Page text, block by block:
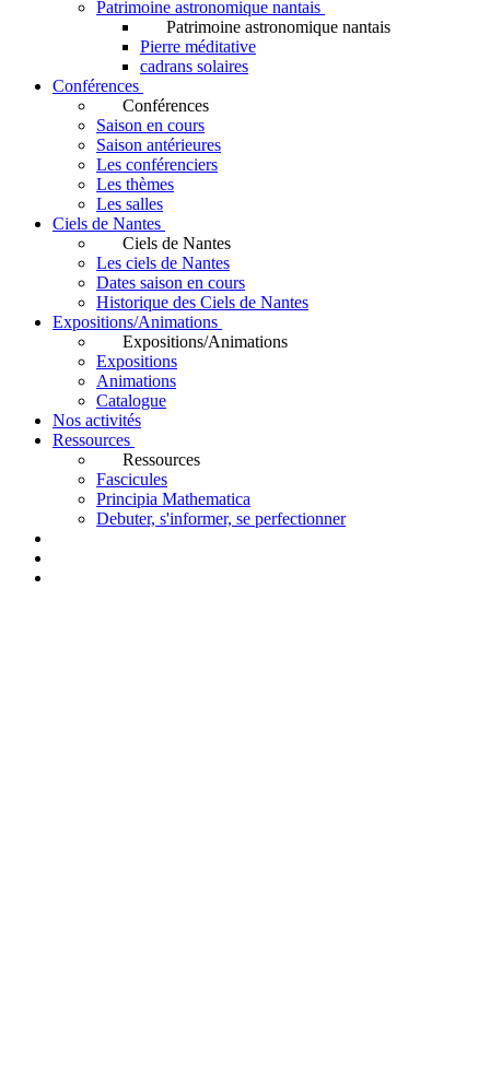
Patrimoine astronomique nantais
Patrimoine astronomique nantais
Pierre méditative
cadrans solaires
Conférences
Conférences
Saison en cours
Saison antérieures
Les conférenciers
Les thèmes
Les salles
Ciels de Nantes
Ciels de Nantes
Les ciels de Nantes
Dates saison en cours
Historique des Ciels de Nantes
Expositions/Animations
Expositions/Animations
Expositions
Animations
Catalogue
Nos activités
Ressources
Ressources
Fascicules
Principia Mathematica
Debuter, s'informer, se perfectionner